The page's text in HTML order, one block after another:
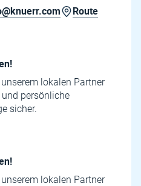
Route
lokalen Partner
persönliche
sicher.
lokalen Partner